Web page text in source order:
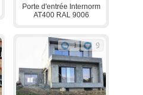
Porte d'entrée Internorm
AT400 RAL 9006
1 9